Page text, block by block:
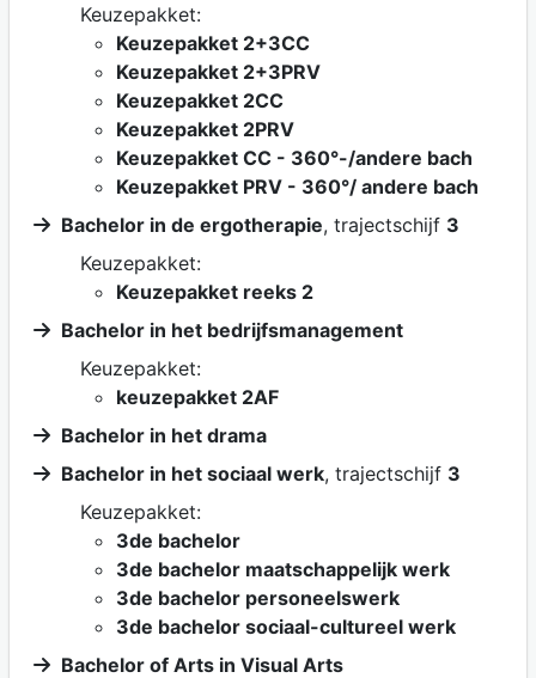
Keuzepakket:
Keuzepakket 2+3CC
Keuzepakket 2+3PRV
Keuzepakket 2CC
Keuzepakket 2PRV
Keuzepakket CC - 360°-/andere bach
Keuzepakket PRV - 360°/ andere bach
Bachelor in de ergotherapie, trajectschijf 3
Keuzepakket:
Keuzepakket reeks 2
Bachelor in het bedrijfsmanagement
Keuzepakket:
keuzepakket 2AF
Bachelor in het drama
Bachelor in het sociaal werk, trajectschijf 3
Keuzepakket:
3de bachelor
3de bachelor maatschappelijk werk
3de bachelor personeelswerk
3de bachelor sociaal-cultureel werk
Bachelor of Arts in Visual Arts